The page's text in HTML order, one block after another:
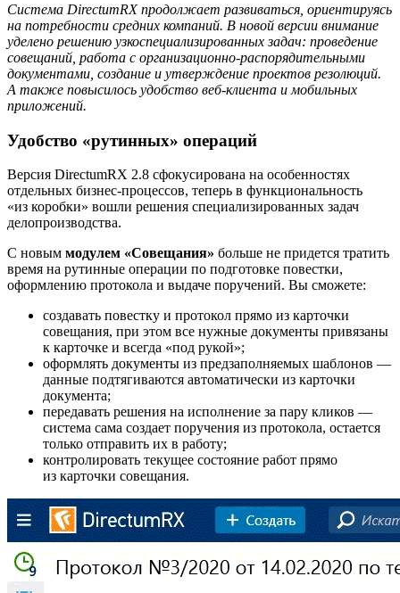
Система DirectumRX продолжает развиваться, ориентируясь
на потребности средних компаний. В новой версии внимание
уделено решению узкоспециализированных задач: проведение
совещаний, работа с организационно-распорядительными
документами, создание и утверждение проектов резолюций.
А также повысилось удобство веб-клиента и мобильных
приложений.
Удобство «рутинных» операций
Версия DirectumRX 2.8 сфокусирована на особенностях
отдельных бизнес-процессов, теперь в функциональность
«из коробки» вошли решения специализированных задач
делопроизводства.
С новым модулем «Совещания» больше не придется тратить
время на рутинные операции по подготовке повестки,
оформлению протокола и выдаче поручений. Вы сможете:
создавать повестку и протокол прямо из карточки
совещания, при этом все нужные документы привязаны
к карточке и всегда «под рукой»;
оформлять документы из предзаполняемых шаблонов —
данные подтягиваются автоматически из карточки
документа;
передавать решения на исполнение за пару кликов —
система сама создает поручения из протокола, остается
только отправить их в работу;
контролировать текущее состояние работ прямо
из карточки совещания.